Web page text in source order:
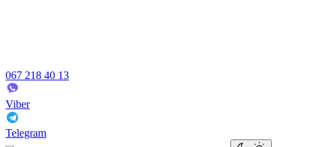
067 218 40 13
Viber
Telegram